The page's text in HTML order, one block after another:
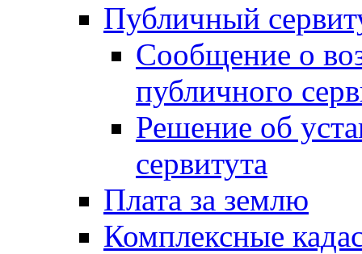
Публичный
Сообщение о
публичного
Решение об
сервитута
Плата за землю
Комплексные